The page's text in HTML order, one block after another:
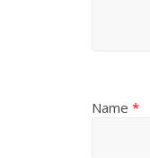
Name *